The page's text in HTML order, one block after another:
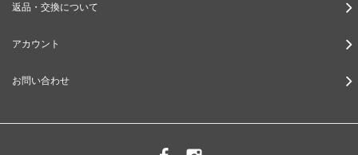
返品・交換について
アカウント
お問い合わせ